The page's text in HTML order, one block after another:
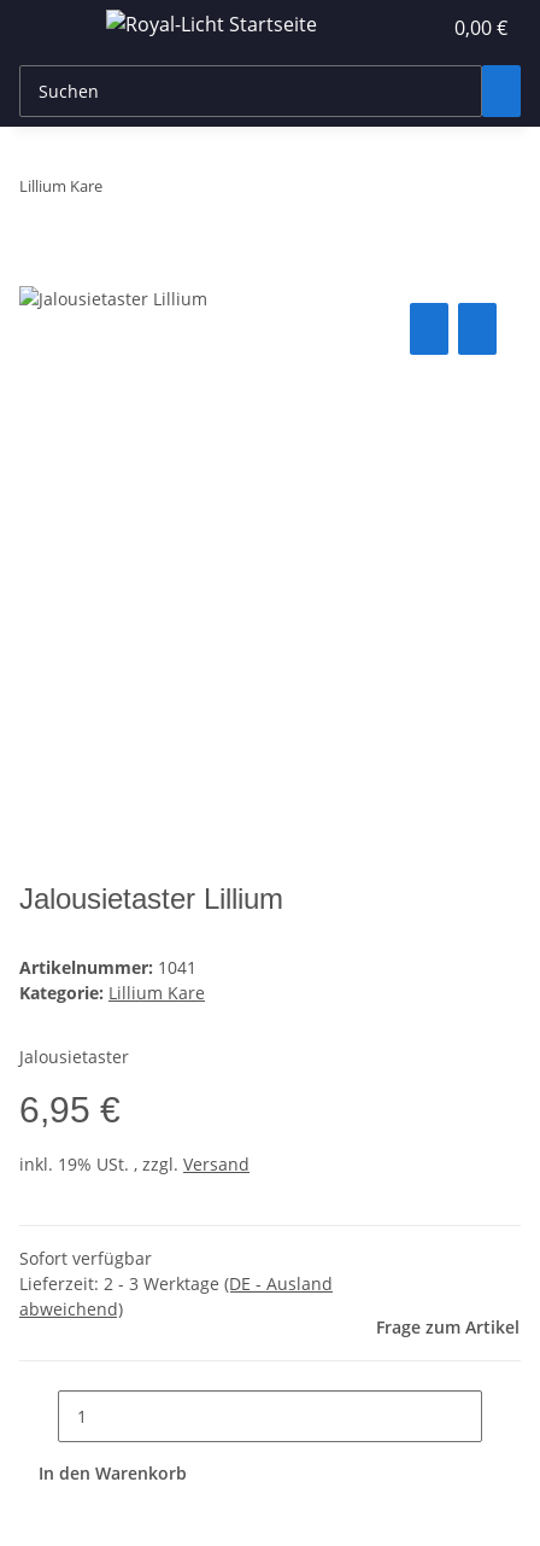
0,00 €
Lillium Kare
Jalousietaster Lillium
Artikelnummer: 1041
Kategorie: Lillium Kare
Jalousietaster
6,95 €
inkl. 19% USt. , zzgl. Versand
Sofort verfügbar
Lieferzeit: 2 - 3 Werktage (DE - Ausland
abweichend)
Frage zum Artikel
In den Warenkorb